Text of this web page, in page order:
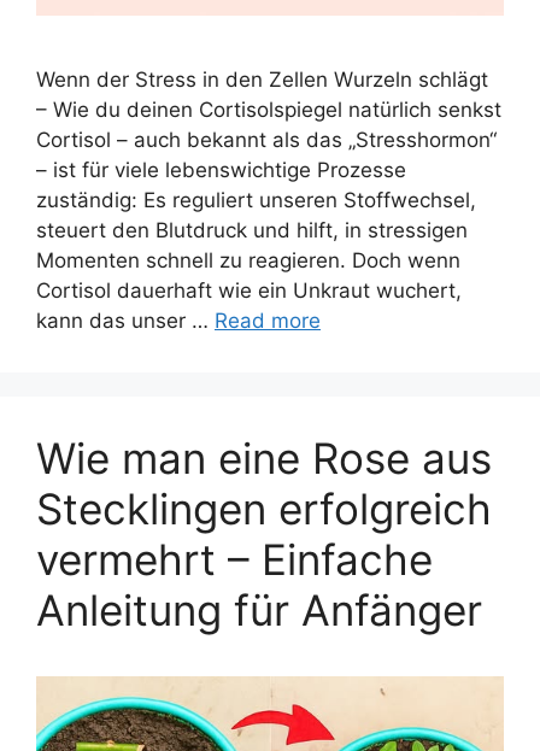
Wenn der Stress in den Zellen Wurzeln schlägt
– Wie du deinen Cortisolspiegel natürlich senkst
Cortisol – auch bekannt als das „Stresshormon“
– ist für viele lebenswichtige Prozesse
zuständig: Es reguliert unseren Stoffwechsel,
steuert den Blutdruck und hilft, in stressigen
Momenten schnell zu reagieren. Doch wenn
Cortisol dauerhaft wie ein Unkraut wuchert,
kann das unser … Read more
Wie man eine Rose aus
Stecklingen erfolgreich
vermehrt – Einfache
Anleitung für Anfänger